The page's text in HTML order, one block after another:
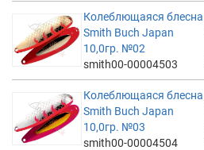
Колеблющаяся блесна
Smith Buch Japan
10,0гр. №02
smith00-00004503
Колеблющаяся блесна
Smith Buch Japan
10,0гр. №03
smith00-00004504